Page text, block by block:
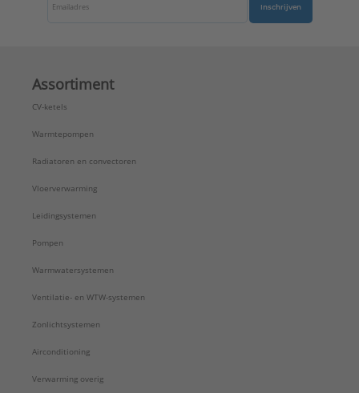
Inschrijven
Assortiment
CV-ketels
Warmtepompen
Radiatoren en convectoren
Vloerverwarming
Leidingsystemen
Pompen
Warmwatersystemen
Ventilatie- en WTW-systemen
Zonlichtsystemen
Airconditioning
Verwarming overig